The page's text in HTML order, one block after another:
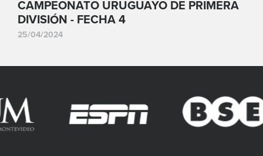
CAMPEONATO URUGUAYO DE PRIMERA
DIVISIÓN - FECHA 4
25/04/2024